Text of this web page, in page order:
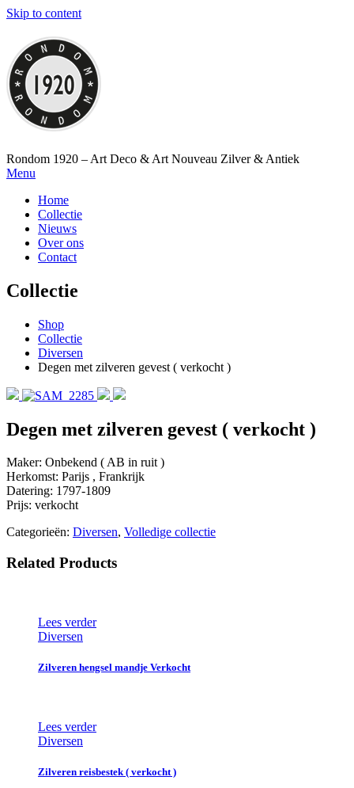
Skip to content
Rondom 1920 – Art Deco & Art Nouveau Zilver & Antiek
Menu
Home
Collectie
Nieuws
Over ons
Contact
Collectie
Shop
Collectie
Diversen
Degen met zilveren gevest ( verkocht )
Degen met zilveren gevest ( verkocht )
Maker: Onbekend ( AB in ruit )
Herkomst: Parijs , Frankrijk
Datering: 1797-1809
Prijs: verkocht
Categorieën: Diversen, Volledige collectie
Related Products
Lees verder
Diversen
Zilveren hengsel mandje Verkocht
Lees verder
Diversen
Zilveren reisbestek ( verkocht )